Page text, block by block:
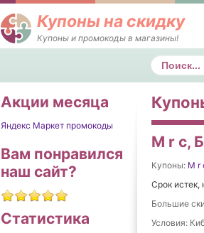
Купоны на скидку
Купоны и промокоды в магазины!
Поиск
Акции месяца
Яндекс Маркет промокоды
Вам понравился
наш сайт?
Статистика
M r c,
Купоны: M r
Срок истек,
Большие
Условия: